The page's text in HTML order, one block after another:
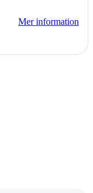
Mer information